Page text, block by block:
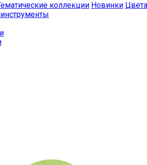
коллекции Новинки Цвета